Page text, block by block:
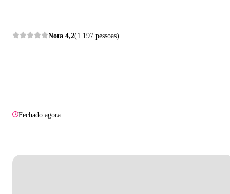
Nota 4,2(1.197 pessoas)
Fechado agora